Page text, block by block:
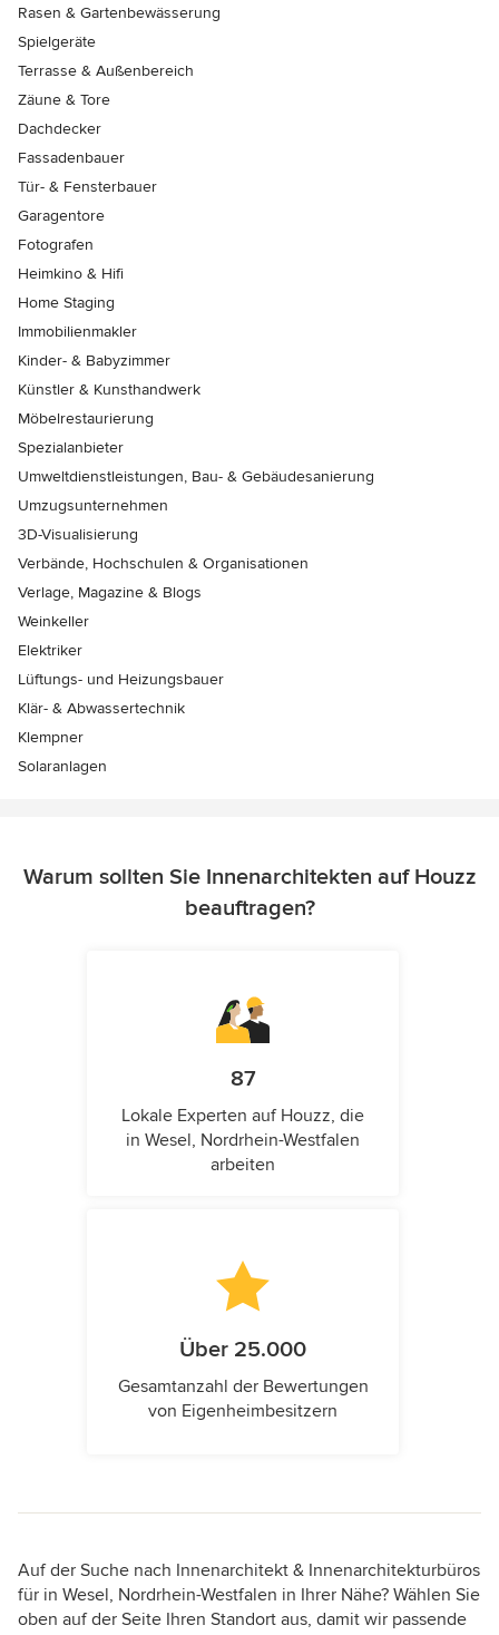
Rasen & Gartenbewässerung
Spielgeräte
Terrasse & Außenbereich
Zäune & Tore
Dachdecker
Fassadenbauer
Tür- & Fensterbauer
Garagentore
Fotografen
Heimkino & Hifi
Home Staging
Immobilienmakler
Kinder- & Babyzimmer
Künstler & Kunsthandwerk
Möbelrestaurierung
Spezialanbieter
Umweltdienstleistungen, Bau- & Gebäudesanierung
Umzugsunternehmen
3D-Visualisierung
Verbände, Hochschulen & Organisationen
Verlage, Magazine & Blogs
Weinkeller
Elektriker
Lüftungs- und Heizungsbauer
Klär- & Abwassertechnik
Klempner
Solaranlagen
Warum sollten Sie Innenarchitekten auf Houzz
beauftragen?
87
Lokale Experten auf Houzz, die
in Wesel, Nordrhein-Westfalen
arbeiten
Über 25.000
Gesamtanzahl der Bewertungen
von Eigenheimbesitzern
Auf der Suche nach Innenarchitekt & Innenarchitekturbüros
für in Wesel, Nordrhein-Westfalen in Ihrer Nähe? Wählen Sie
oben auf der Seite Ihren Standort aus, damit wir passende